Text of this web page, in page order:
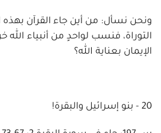
ونحن نسأل: من أين جاء القرآن بهذه
التوراة، فنسب لواحدٍ من أنبياء الله
الإيمان بعناية الله؟
20 - بنو إسرائيل والبقرة!